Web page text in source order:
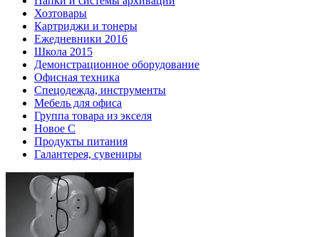
Хозтовары
Картриджи и тонеры
Ежедневники 2016
Школа 2015
Демонстрационное оборудование
Офисная техника
Спецодежда, инструменты
Мебель для офиса
Группа товара из экселя
Новое С
Продукты питания
Галантерея, сувениры